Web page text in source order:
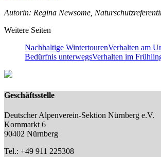
Autorin: Regina Newsome,
Weitere Seiten
Nachhaltige WintertourenVerhalten am
Bedürfnis unterwegsVerhalten im
Geschäftsstelle
Deutscher Alpenverein-Sektion Nürnberg e.V.
Kornmarkt 6
90402 Nürnberg
Tel.: +49 911 225308